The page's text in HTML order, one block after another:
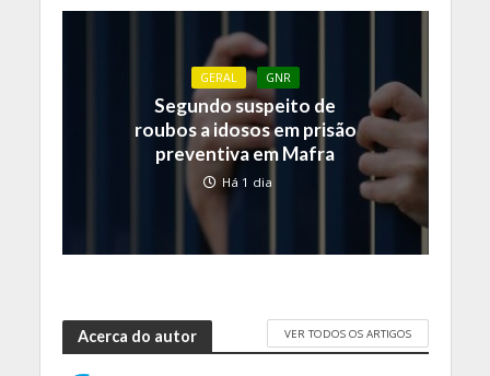
GERAL GNR
Segundo suspeito de
roubos a idosos em prisão
preventiva em Mafra
Há 1 dia
Acerca do autor VER TODOS OS ARTIGOS